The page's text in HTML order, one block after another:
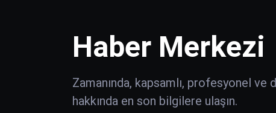
Haber Merkezi
Zamanında, kapsamlı, profesyonel
hakkında en son bilgilere ulaşın.